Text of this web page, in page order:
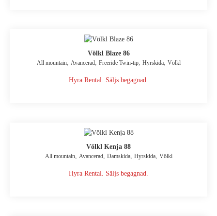
Völkl Blaze 86
All mountain, Avancerad, Freeride Twin-tip, Hyrskida, Völkl
Hyra Rental. Säljs begagnad.
Völkl Kenja 88
All mountain, Avancerad, Damskida, Hyrskida, Völkl
Hyra Rental. Säljs begagnad.